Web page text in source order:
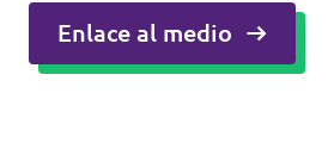
Enlace al medio